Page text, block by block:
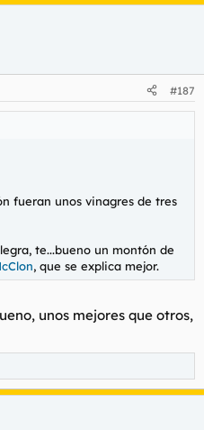
#187
fueran unos vinagres de tres
te...bueno un montón de
, que se explica mejor.
unos mejores que otros,